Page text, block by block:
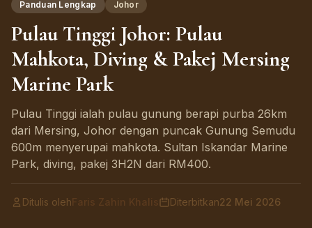
Panduan Lengkap Johor
Pulau Tinggi Johor: Pulau
Mahkota, Diving & Pakej Mersing
Marine Park
Pulau Tinggi ialah pulau gunung berapi purba 26km
dari Mersing, Johor dengan puncak Gunung Semudu
600m menyerupai mahkota. Sultan Iskandar Marine
Park, diving, pakej 3H2N dari RM400.
Ditulis olehFaris Zahin Khalis Diterbitkan22 Mei 2026